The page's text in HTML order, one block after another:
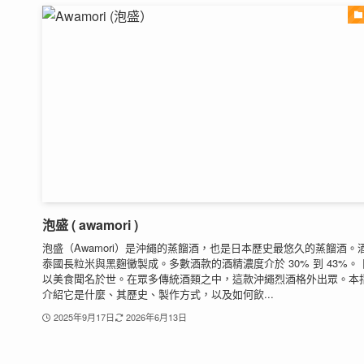
泡盛 ( awamori )
泡盛（Awamori）是沖繩的蒸餾酒，也是日本歷史最悠久的蒸餾酒。
泰國長粒米與黑麴黴製成。多數酒款的酒精濃度介於 30% 到 43%。
以美食聞名於世。在眾多傳統酒類之中，這款沖繩烈酒格外出眾。本
介紹它是什麼、其歷史、製作方式，以及如何飲...
2025年9月17日 2026年6月13日